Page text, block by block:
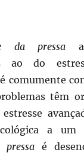
da pressa
ao do
comumente
têm
a um
é